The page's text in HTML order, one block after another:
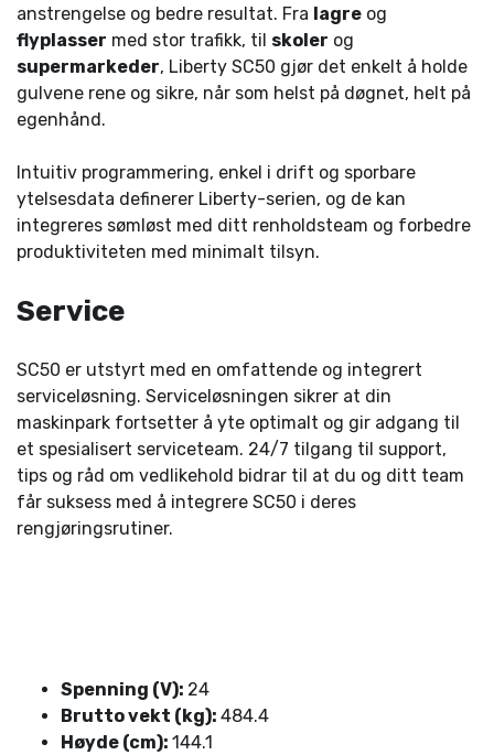
anstrengelse og bedre resultat. Fra lagre og
flyplasser med stor trafikk, til skoler og
supermarkeder, Liberty SC50 gjør det enkelt å holde
gulvene rene og sikre, når som helst på døgnet, helt på
egenhånd.
Intuitiv programmering, enkel i drift og sporbare
ytelsesdata definerer Liberty-serien, og de kan
integreres sømløst med ditt renholdsteam og forbedre
produktiviteten med minimalt tilsyn.
Service
SC50 er utstyrt med en omfattende og integrert
serviceløsning. Serviceløsningen sikrer at din
maskinpark fortsetter å yte optimalt og gir adgang til
et spesialisert serviceteam. 24/7 tilgang til support,
tips og råd om vedlikehold bidrar til at du og ditt team
får suksess med å integrere SC50 i deres
rengjøringsrutiner.
Spenning (V): 24
Brutto vekt (kg): 484.4
Høyde (cm): 144.1